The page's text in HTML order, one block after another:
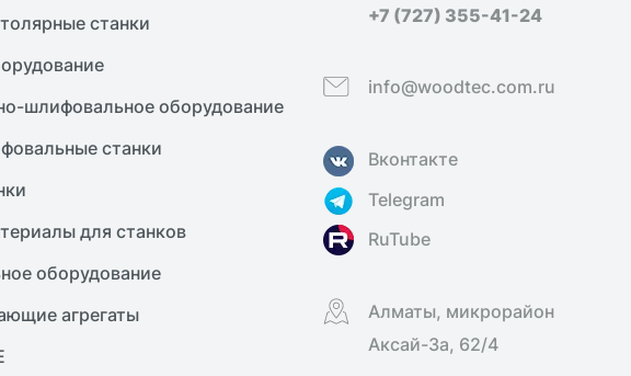
станки
шлифовальное оборудование
станки
для станков
оборудование
агрегаты
+7 (727) 355-41-24
info@woodtec.com.ru
Вконтакте
Telegram
RuTube
Алматы, микрорайон
Аксай-3а, 62/4